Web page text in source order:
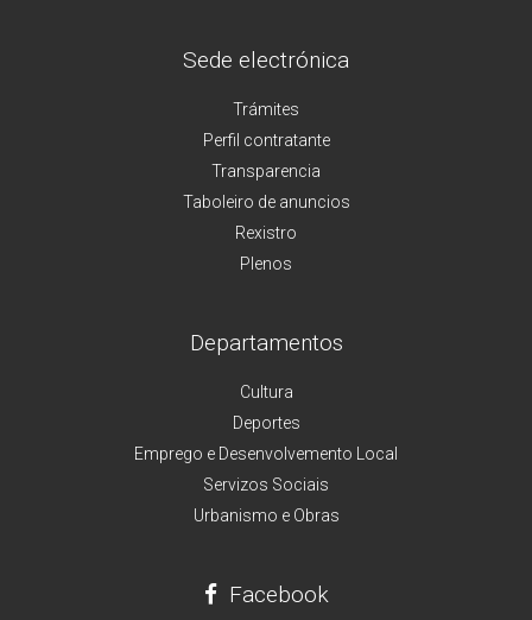
Sede electrónica
Trámites
Perfil contratante
Transparencia
Taboleiro de anuncios
Rexistro
Plenos
Departamentos
Cultura
Deportes
Emprego e Desenvolvemento Local
Servizos Sociais
Urbanismo e Obras
Facebook